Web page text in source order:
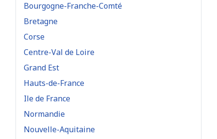
Bourgogne-Franche-Comté
Bretagne
Corse
Centre-Val de Loire
Grand Est
Hauts-de-France
Ile de France
Normandie
Nouvelle-Aquitaine